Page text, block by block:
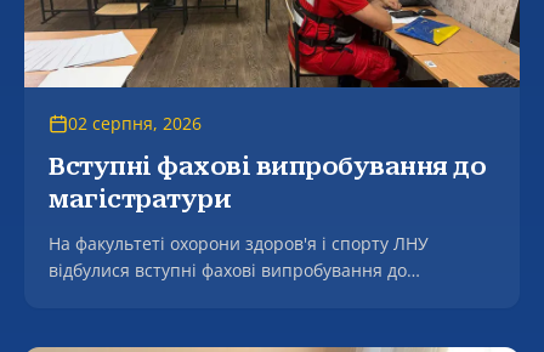
02 серпня, 2026
Вступні фахові випробування до
магістратури
На факультеті охорони здоров'я і спорту ЛНУ
відбулися вступні фахові випробування до